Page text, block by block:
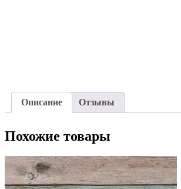
Описание Отзывы
Похожие товары